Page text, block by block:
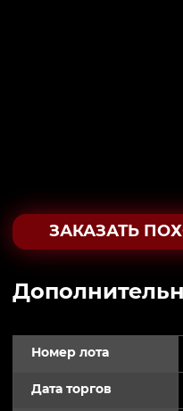
ЗАКАЗАТЬ
Номер лота
Дата торгов